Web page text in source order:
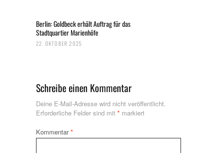
Berlin: Goldbeck erhält Auftrag für das
Stadtquartier Marienhöfe
22. OKTOBER 2025
Schreibe einen Kommentar
Deine E-Mail-Adresse wird nicht veröffentlicht.
Erforderliche Felder sind mit * markiert
Kommentar*